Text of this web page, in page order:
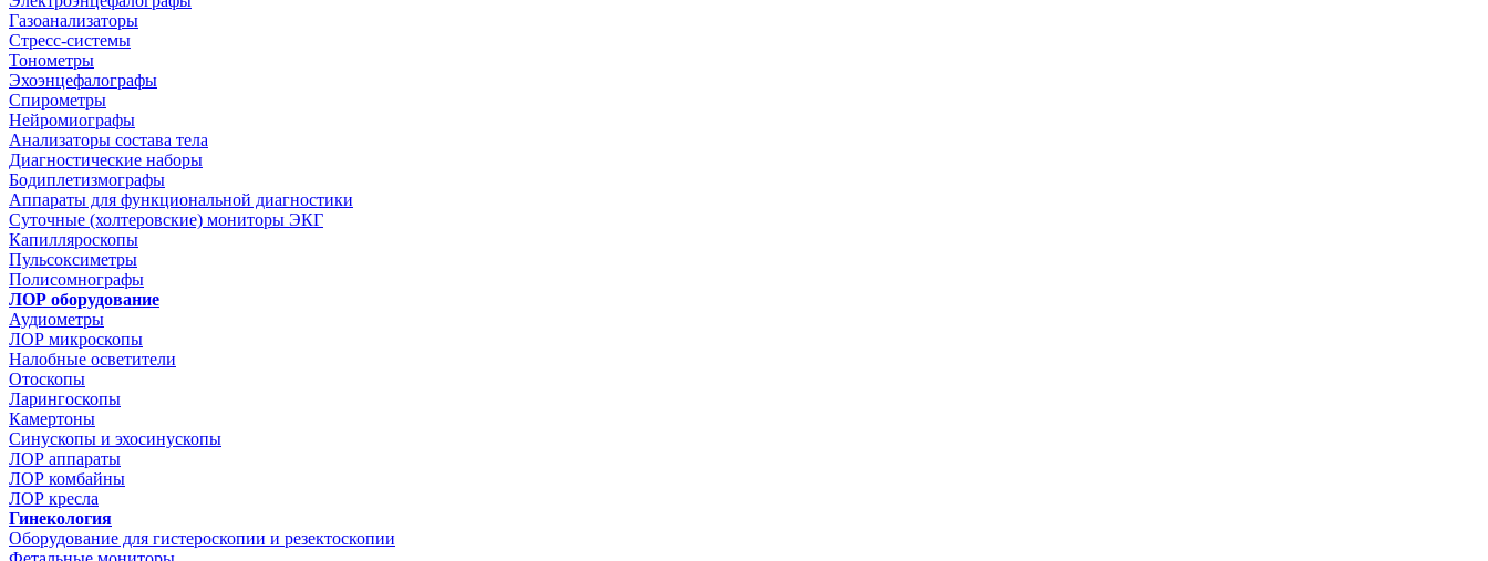
Газоанализаторы
Стресс-системы
Тонометры
Эхоэнцефалографы
Спирометры
Нейромиографы
Анализаторы состава тела
Диагностические наборы
Бодиплетизмографы
Аппараты для функциональной диагностики
Суточные (холтеровские) мониторы ЭКГ
Капилляроскопы
Пульсоксиметры
Полисомнографы
ЛОР оборудование
Аудиометры
ЛОР микроскопы
Налобные осветители
Отоскопы
Ларингоскопы
Камертоны
Синускопы и эхосинускопы
ЛОР аппараты
ЛОР комбайны
ЛОР кресла
Гинекология
Оборудование для гистероскопии и резектоскопии